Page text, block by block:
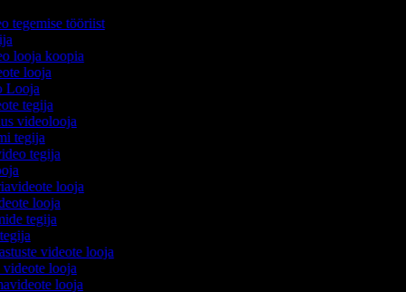
tegemise tööriist
looja koopia
looja
Looja
tegija
videolooja
tegija
tegija
looja
looja
tegija
videote looja
videote looja
looja